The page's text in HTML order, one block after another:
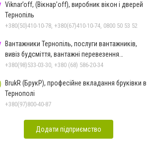
Viknar’off, (Вікнар’off), виробник вікон і дверей
Тернопіль
+380(50)410-10-78, +380(67)410-10-74, 0800 50 53 52
Вантажники Тернопіль, послуги вантажників,
вивіз будсміття, вантажні перевезення
Тернопіль
+380(98)533-03-30, +380 (68) 586-20-34
BrukR (БрукР), професійне вкладання бруківки в
Тернополі
+380(97)800-40-87
Додати підприємство